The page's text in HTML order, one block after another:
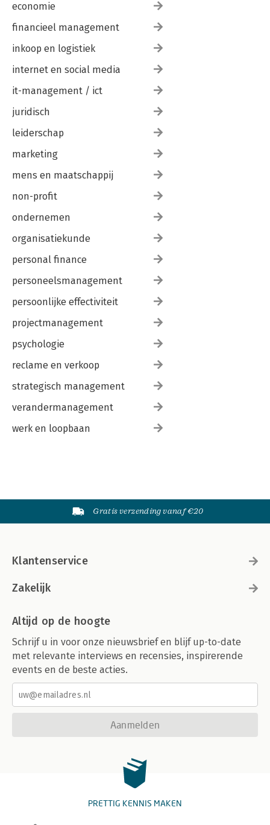
economie
financieel management
inkoop en logistiek
internet en social media
it-management / ict
juridisch
leiderschap
marketing
mens en maatschappij
non-profit
ondernemen
organisatiekunde
personal finance
personeelsmanagement
persoonlijke effectiviteit
projectmanagement
psychologie
reclame en verkoop
strategisch management
verandermanagement
werk en loopbaan
Gratis verzending vanaf €20
Klantenservice
Zakelijk
Altijd op de hoogte
Schrijf u in voor onze nieuwsbrief en blijf up-to-date
met relevante interviews en recensies, inspirerende
events en de beste acties.
Aanmelden
PRETTIG KENNIS MAKEN